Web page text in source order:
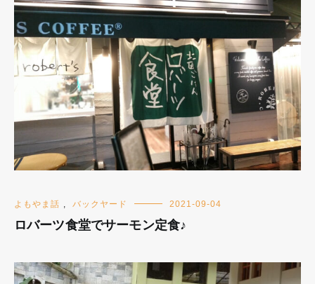
よもやま話 バックヤード 2021-09-04
ロバーツ食堂でサーモン定食♪